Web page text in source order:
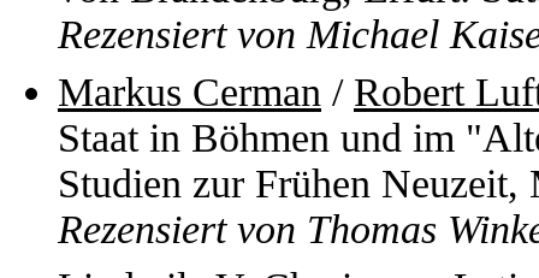
Rezensiert von Michael
Markus Cerman / Robert
Staat in Böhmen und im
Studien zur Frühen
Rezensiert von Thomas